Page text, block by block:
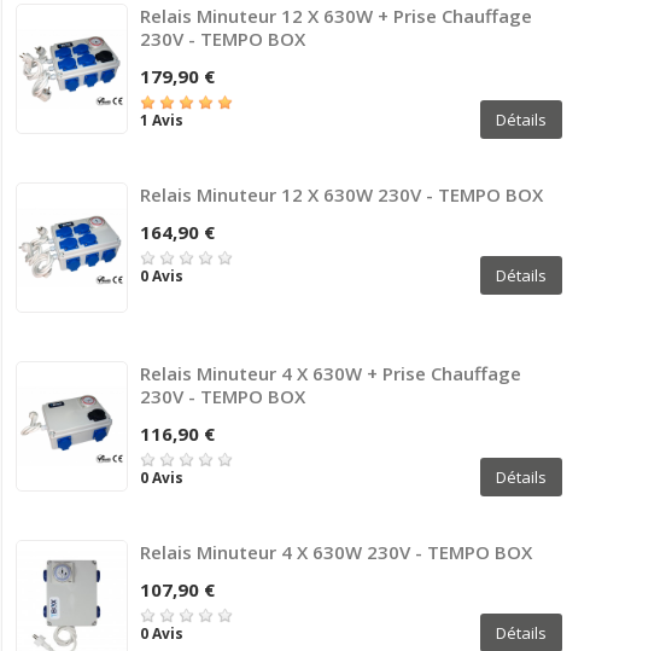
Relais Minuteur 12 X 630W + Prise Chauffage
230V - TEMPO BOX
179,90 €
1 Avis Détails
Relais Minuteur 12 X 630W 230V - TEMPO BOX
164,90 €
0 Avis Détails
Relais Minuteur 4 X 630W + Prise Chauffage
230V - TEMPO BOX
116,90 €
0 Avis Détails
Relais Minuteur 4 X 630W 230V - TEMPO BOX
107,90 €
0 Avis Détails